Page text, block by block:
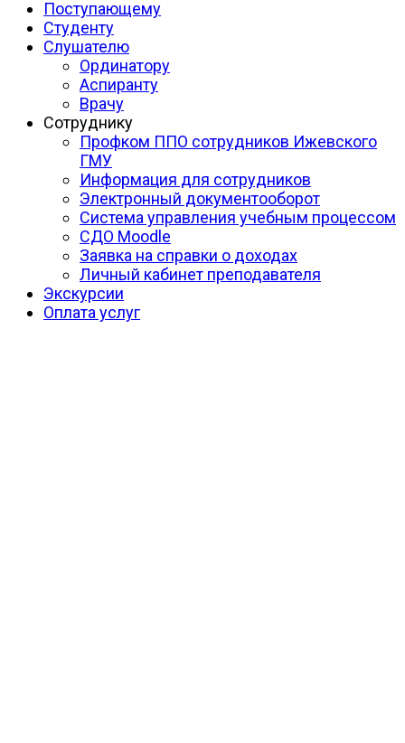
Поступающему
Студенту
Слушателю
Ординатору
Аспиранту
Врачу
Сотруднику
Профком ППО сотрудников Ижевского
ГМУ
Информация для сотрудников
Электронный документооборот
Система управления учебным процессом
СДО Moodle
Заявка на справки о доходах
Личный кабинет преподавателя
Экскурсии
Оплата услуг